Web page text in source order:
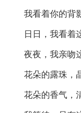
我看着你的背
日日，我看着
夜夜，我亲吻
花朵的露珠，
花朵的香气，